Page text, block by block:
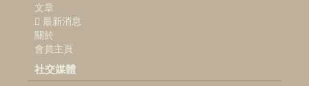
文章
最新消息
關於
會員主頁
社交媒體